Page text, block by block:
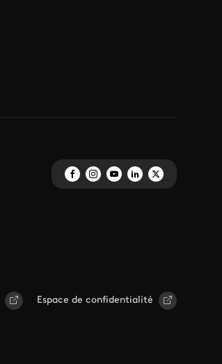
Espace de confidentialité